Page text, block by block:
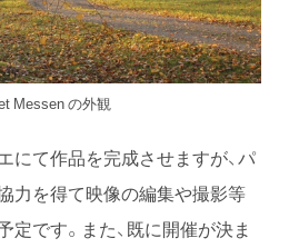
Messen の外観
にて作品を完成させますが、パ
力を得て映像の編集や撮影等
です。また、既に開催が決ま